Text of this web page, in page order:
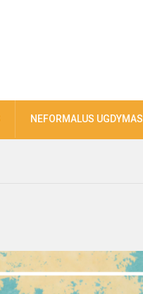
NEFORMALUS UGDYMAS